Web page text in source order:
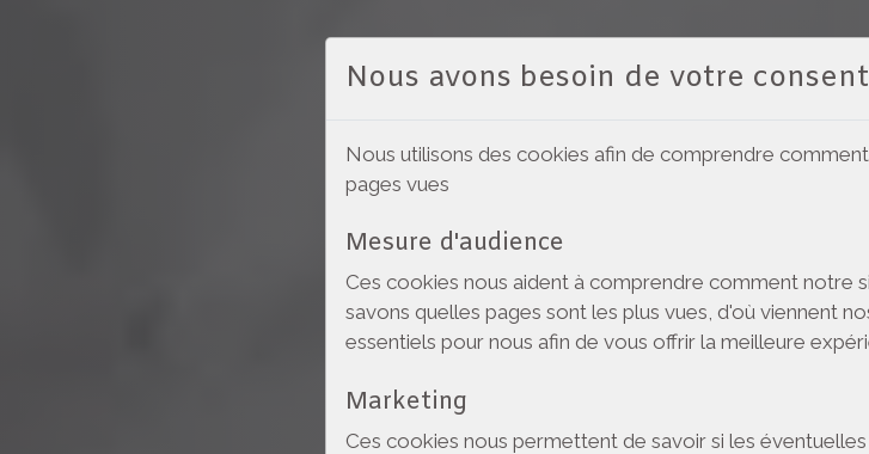
Nous avons besoin de votre
Nous utilisons des cookies afin de comprendre
pages vues
Mesure d'audience
Ces cookies nous aident à comprendre comment notre
savons quelles pages sont les plus vues, d'où viennent
essentiels pour nous afin de vous offrir la meilleure
Marketing
Ces cookies nous permettent de savoir si les